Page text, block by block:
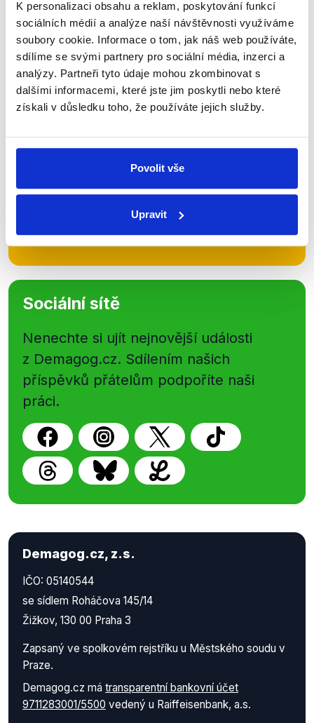
K personalizaci obsahu a reklam, poskytování funkcí
sociálních médií a analýze naší návštěvnosti využíváme
soubory cookie. Informace o tom, jak náš web používáte,
sdílíme se svými partnery pro sociální média, inzerci a
analýzy. Partneři tyto údaje mohou zkombinovat s
dalšími informacemi, které jste jim poskytli nebo které
získali v důsledku toho, že používáte jejich služby.
Povolit vše
Upravit
Zůstaňme v kontaktu
Přihlaste se k odběru našeho
newsletteru nebowhatsappového
kanálu, kde pravidelně přinášíme
Začněte nás odebírat, a mějte tak
přehled o tom, jaké dezinformace a
nepravdy se zrovna v Česku šíří.
Sociální sítě
Nenechte si ujít nejnovější události
z Demagog.cz. Sdílením našich
příspěvků přátelům podpoříte naši
práci.
Demagog.cz, z.s.
IČO: 05140544
se sídlem Roháčova 145/14
Žižkov, 130 00 Praha 3
Zapsaný ve spolkovém rejstříku u Městského soudu v
Praze.
Demagog.cz má transparentní bankovní účet
9711283001/5500 vedený u Raiffeisenbank, a.s.